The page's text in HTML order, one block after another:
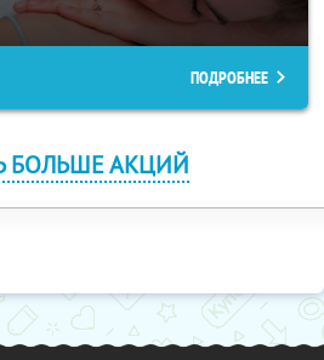
ПОДРОБНЕЕ
БОЛЬШЕ АКЦИЙ